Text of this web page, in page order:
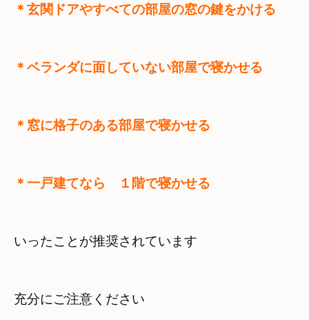
＊玄関ドアやすべての部屋の窓の鍵をかける
＊ベランダに面していない部屋で寝かせる
＊窓に格子のある部屋で寝かせる
＊一戸建てなら　１階で寝かせる
いったことが推奨されています
充分にご注意ください